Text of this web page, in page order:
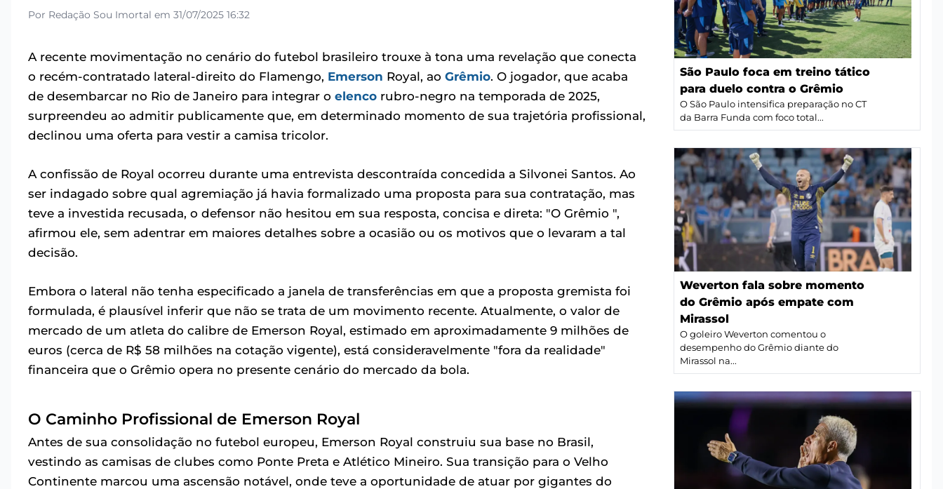
Por Redação Sou Imortal em 31/07/2025 16:32
A recente movimentação no cenário do futebol brasileiro trouxe à tona uma revelação que conecta
o recém-contratado lateral-direito do Flamengo, Emerson Royal, ao Grêmio. O jogador, que acaba
de desembarcar no Rio de Janeiro para integrar o elenco rubro-negro na temporada de 2025,
surpreendeu ao admitir publicamente que, em determinado momento de sua trajetória profissional,
declinou uma oferta para vestir a camisa tricolor.
A confissão de Royal ocorreu durante uma entrevista descontraída concedida a Silvonei Santos. Ao
ser indagado sobre qual agremiação já havia formalizado uma proposta para sua contratação, mas
teve a investida recusada, o defensor não hesitou em sua resposta, concisa e direta: "O Grêmio ",
afirmou ele, sem adentrar em maiores detalhes sobre a ocasião ou os motivos que o levaram a tal
decisão.
Embora o lateral não tenha especificado a janela de transferências em que a proposta gremista foi
formulada, é plausível inferir que não se trata de um movimento recente. Atualmente, o valor de
mercado de um atleta do calibre de Emerson Royal, estimado em aproximadamente 9 milhões de
euros (cerca de R$ 58 milhões na cotação vigente), está consideravelmente "fora da realidade"
financeira que o Grêmio opera no presente cenário do mercado da bola.
O Caminho Profissional de Emerson Royal
Antes de sua consolidação no futebol europeu, Emerson Royal construiu sua base no Brasil,
vestindo as camisas de clubes como Ponte Preta e Atlético Mineiro. Sua transição para o Velho
Continente marcou uma ascensão notável, onde teve a oportunidade de atuar por gigantes do
São Paulo foca em treino tático
para duelo contra o Grêmio
O São Paulo intensifica preparação no CT
da Barra Funda com foco total...
Weverton fala sobre momento
do Grêmio após empate com
Mirassol
O goleiro Weverton comentou o
desempenho do Grêmio diante do
Mirassol na...